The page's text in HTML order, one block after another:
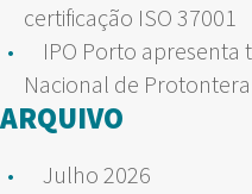
certificação ISO 37001
IPO Porto
Nacional de
ARQUIVO
Julho 2026